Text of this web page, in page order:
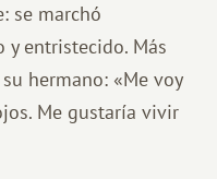
se marchó
entristecido. Más
hermano: «Me voy
Me gustaría vivir